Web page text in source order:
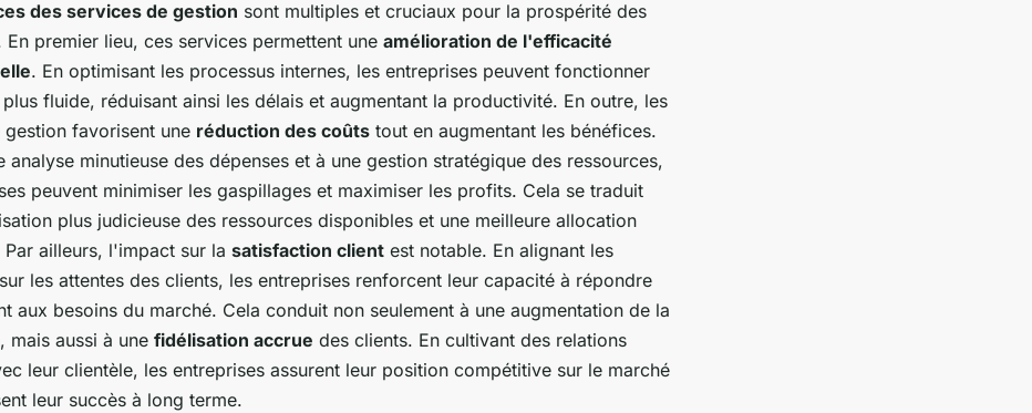
des services de gestion sont multiples et cruciaux pour la prospérité des
En premier lieu, ces services permettent une amélioration de l'efficacité
. En optimisant les processus internes, les entreprises peuvent fonctionner
fluide, réduisant ainsi les délais et augmentant la productivité. En outre, les
gestion favorisent une réduction des coûts tout en augmentant les bénéfices.
analyse minutieuse des dépenses et à une gestion stratégique des ressources,
peuvent minimiser les gaspillages et maximiser les profits. Cela se traduit
plus judicieuse des ressources disponibles et une meilleure allocation
ailleurs, l'impact sur la satisfaction client est notable. En alignant les
les attentes des clients, les entreprises renforcent leur capacité à répondre
aux besoins du marché. Cela conduit non seulement à une augmentation de la
mais aussi à une fidélisation accrue des clients. En cultivant des relations
leur clientèle, les entreprises assurent leur position compétitive sur le marché
leur succès à long terme.